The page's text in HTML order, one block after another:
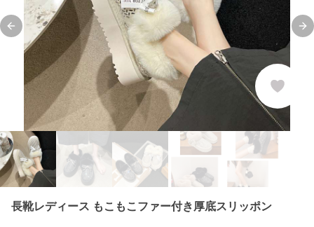
Previous slide
長靴レディース もこもこファー付き厚底スリッポン